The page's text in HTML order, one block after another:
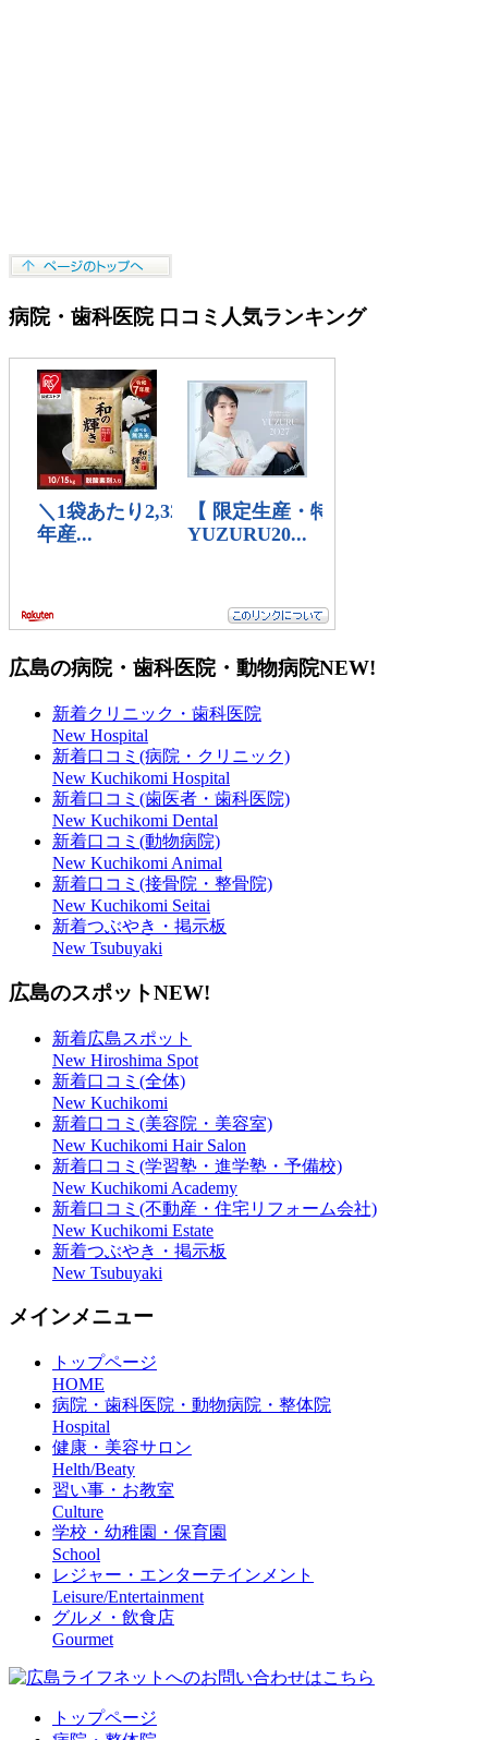
病院・歯科医院 口コミ人気ランキング
広島の病院・歯科医院・動物病院NEW!
新着クリニック・歯科医院
New Hospital
新着口コミ(病院・クリニック)
New Kuchikomi Hospital
新着口コミ(歯医者・歯科医院)
New Kuchikomi Dental
新着口コミ(動物病院)
New Kuchikomi Animal
新着口コミ(接骨院・整骨院)
New Kuchikomi Seitai
新着つぶやき・掲示板
New Tsubuyaki
広島のスポットNEW!
新着広島スポット
New Hiroshima Spot
新着口コミ(全体)
New Kuchikomi
新着口コミ(美容院・美容室)
New Kuchikomi Hair Salon
新着口コミ(学習塾・進学塾・予備校)
New Kuchikomi Academy
新着口コミ(不動産・住宅リフォーム会社)
New Kuchikomi Estate
新着つぶやき・掲示板
New Tsubuyaki
メインメニュー
トップページ
HOME
病院・歯科医院・動物病院・整体院
Hospital
健康・美容サロン
Helth/Beaty
習い事・お教室
Culture
学校・幼稚園・保育園
School
レジャー・エンターテインメント
Leisure/Entertainment
グルメ・飲食店
Gourmet
トップページ